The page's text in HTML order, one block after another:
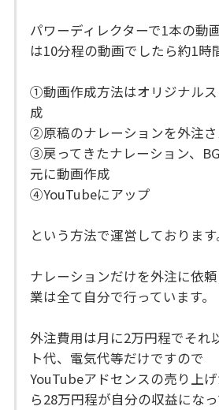
パワーディレクターで1本の動
は10分程の動画でしたら約1時
①動画作成方法はオリジナル
成
②原稿のナレーションを外注
③戻ってきたナレーション、
元に動画作成
④YouTubeにアップ
という方法で運営しております
ナレーションだけを外注に依
業は全て自分で行っています。
外注費用は月に2万円程でそれ
ト代、電気代等だけですので
YouTubeアドセンスの売り上
ら28万円程が自分の収益になっ